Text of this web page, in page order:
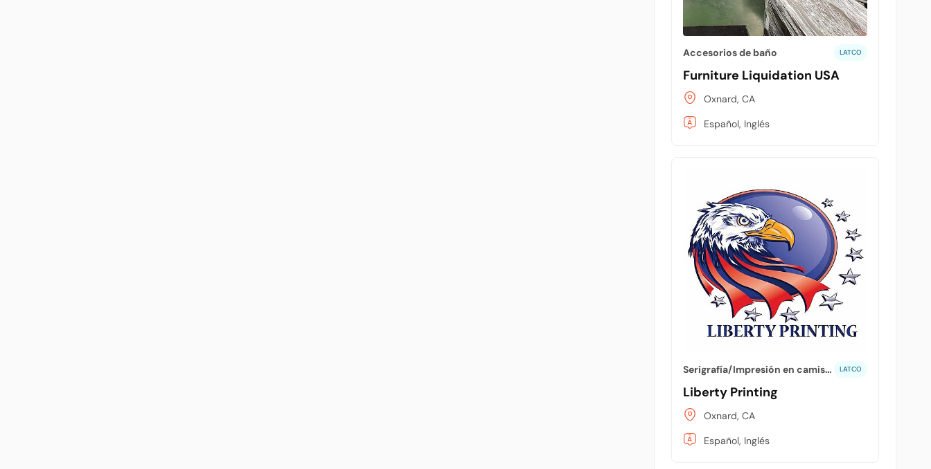
Accesorios de baño LATCO
Furniture Liquidation USA
Oxnard, CA
Español, Inglés
Serigrafía/Impresión en camisetas/T-shirts LATCO
Liberty Printing
Oxnard, CA
Español, Inglés